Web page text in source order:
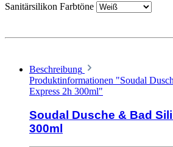
Sanitärsilikon Farbtöne
Beschreibung
Produktinformationen "Soudal
Express 2h 300ml"
Soudal Dusche & Bad
300ml